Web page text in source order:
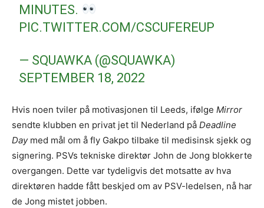
MINUTES.
PIC.TWITTER.COM/CSCUFEREUP
— SQUAWKA (@SQUAWKA)
SEPTEMBER 18, 2022
Hvis noen tviler på motivasjonen til Leeds, ifølge Mirror
sendte klubben en privat jet til Nederland på Deadline
Daymed mål om å fly Gakpo tilbake til medisinsk sjekk og
signering. PSVs tekniske direktør John de Jong blokkerte
overgangen. Dette var tydeligvis det motsatte av hva
direktøren hadde fått beskjed om av PSV-ledelsen, nå har
de Jong mistet jobben.